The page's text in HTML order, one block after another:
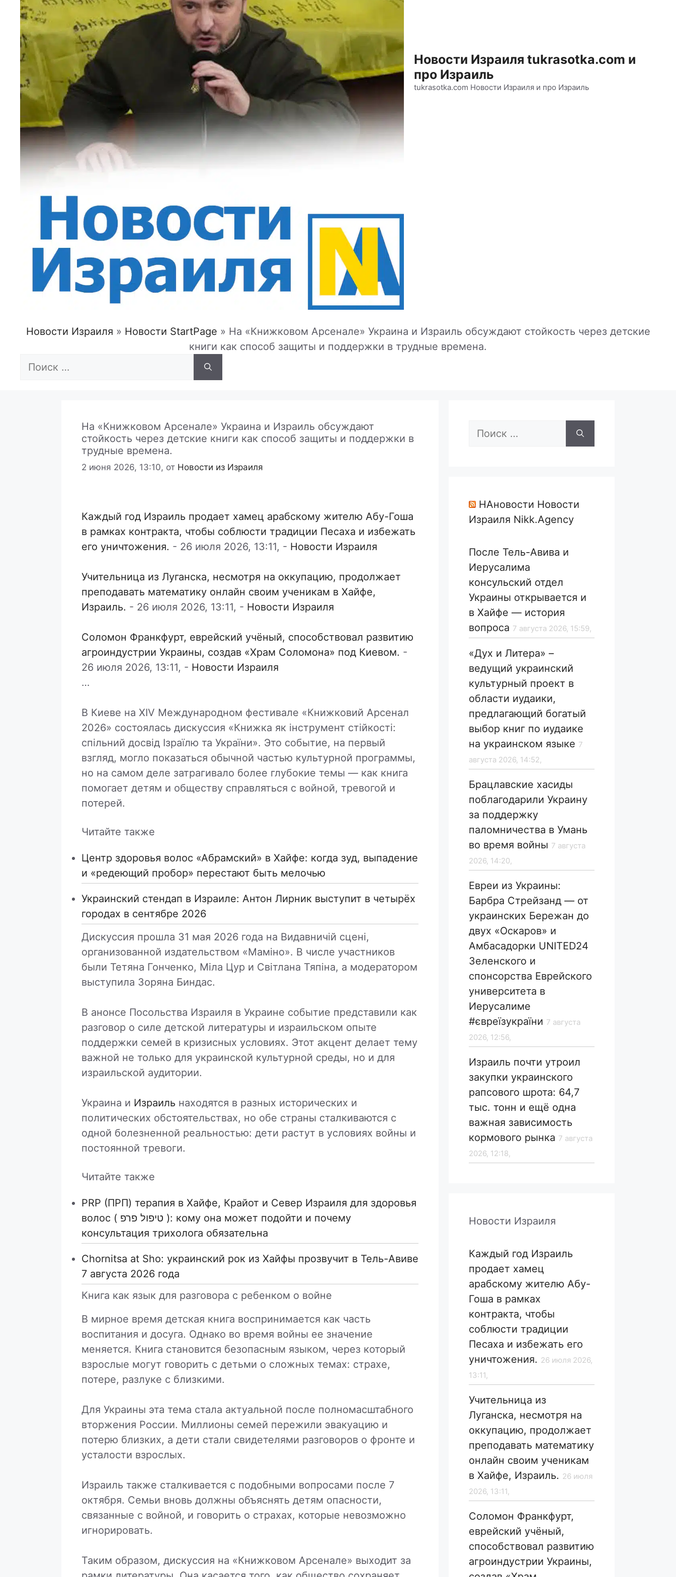
Новости Израиля tukrasotka.com и
про Израиль
tukrasotka.com Новости Израиля и про Израиль
Новости Израиля » Новости StartPage » На «Книжковом Арсенале» Украина и Израиль обсуждают стойкость через детские
книги как способ защиты и поддержки в трудные времена.
Поиск:
На «Книжковом Арсенале» Украина и Израиль обсуждают
стойкость через детские книги как способ защиты и поддержки в
трудные времена.
2 июня 2026, 13:10, от Новости из Израиля
Каждый год Израиль продает хамец арабскому жителю Абу-Гоша
в рамках контракта, чтобы соблюсти традиции Песаха и избежать
его уничтожения. - 26 июля 2026, 13:11, - Новости Израиля
Учительница из Луганска, несмотря на оккупацию, продолжает
преподавать математику онлайн своим ученикам в Хайфе,
Израиль. - 26 июля 2026, 13:11, - Новости Израиля
Соломон Франкфурт, еврейский учёный, способствовал развитию
агроиндустрии Украины, создав «Храм Соломона» под Киевом. -
26 июля 2026, 13:11, - Новости Израиля
…
В Киеве на XIV Международном фестивале «Книжковий Арсенал
2026» состоялась дискуссия «Книжка як інструмент стійкості:
спільний досвід Ізраїлю та України». Это событие, на первый
взгляд, могло показаться обычной частью культурной программы,
но на самом деле затрагивало более глубокие темы — как книга
помогает детям и обществу справляться с войной, тревогой и
потерей.
Читайте также
Центр здоровья волос «Абрaмский» в Хайфе: когда зуд, выпадение
и «редеющий пробор» перестают быть мелочью
Украинский стендап в Израиле: Антон Лирник выступит в четырёх
городах в сентябре 2026
Дискуссия прошла 31 мая 2026 года на Видавничій сцені,
организованной издательством «Маміно». В числе участников
были Тетяна Гонченко, Міла Цур и Світлана Тяпіна, а модератором
выступила Зоряна Биндас.
В анонсе Посольства Израиля в Украине событие представили как
разговор о силе детской литературы и израильском опыте
поддержки семей в кризисных условиях. Этот акцент делает тему
важной не только для украинской культурной среды, но и для
израильской аудитории.
Украина и Израиль находятся в разных исторических и
политических обстоятельствах, но обе страны сталкиваются с
одной болезненной реальностью: дети растут в условиях войны и
постоянной тревоги.
Читайте также
PRP (ПРП) терапия в Хайфе, Крайот и Север Израиля для здоровья
волос ( טיפול פרפ ): кому она может подойти и почему
консультация трихолога обязательна
Chornitsa at Sho: украинский рок из Хайфы прозвучит в Тель-Авиве
7 августа 2026 года
Книга как язык для разговора с ребенком о войне
В мирное время детская книга воспринимается как часть
воспитания и досуга. Однако во время войны ее значение
меняется. Книга становится безопасным языком, через который
взрослые могут говорить с детьми о сложных темах: страхе,
потере, разлуке с близкими.
Для Украины эта тема стала актуальной после полномасштабного
вторжения России. Миллионы семей пережили эвакуацию и
потерю близких, а дети стали свидетелями разговоров о фронте и
усталости взрослых.
Израиль также сталкивается с подобными вопросами после 7
октября. Семьи вновь должны объяснять детям опасности,
связанные с войной, и говорить о страхах, которые невозможно
игнорировать.
Таким образом, дискуссия на «Книжковом Арсенале» выходит за
Поиск:
НАновости Новости
Израиля Nikk.Agency
После Тель-Авива и
Иерусалима
консульский отдел
Украины открывается и
в Хайфе — история
вопроса 7 августа 2026, 15:59,
«Дух и Литера» –
ведущий украинский
культурный проект в
области иудаики,
предлагающий богатый
выбор книг по иудаике
на украинском языке 7
августа 2026, 14:52,
Брацлавские хасиды
поблагодарили Украину
за поддержку
паломничества в Умань
во время войны 7 августа
2026, 14:20,
Евреи из Украины:
Барбра Стрейзанд — от
украинских Бережан до
двух «Оскаров» и
Амбасадорки UNITED24
Зеленского и
спонсорства Еврейского
университета в
Иерусалиме
#євреїзукраїни 7 августа
2026, 12:56,
Израиль почти утроил
закупки украинского
рапсового шрота: 64,7
тыс. тонн и ещё одна
важная зависимость
кормового рынка 7 августа
2026, 12:18,
Новости Израиля
Каждый год Израиль
продает хамец
арабскому жителю Абу-
Гоша в рамках
контракта, чтобы
соблюсти традиции
Песаха и избежать его
уничтожения. 26 июля 2026,
13:11,
Учительница из
Луганска, несмотря на
оккупацию, продолжает
преподавать математику
онлайн своим ученикам
в Хайфе, Израиль. 26 июля
2026, 13:11,
Соломон Франкфурт,
еврейский учёный,
способствовал развитию
агроиндустрии Украины,